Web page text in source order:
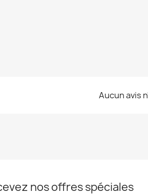
Aucun avis
nos offres spéciales